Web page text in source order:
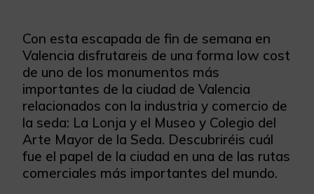
Con esta escapada de fin de semana en
Valencia disfrutareis de una forma low cost
de uno de los monumentos más
importantes de la ciudad de Valencia
relacionados con la industria y comercio de
la seda: La Lonja y el Museo y Colegio del
Arte Mayor de la Seda. Descubriréis cuál
fue el papel de la ciudad en una de las rutas
comerciales más importantes del mundo.